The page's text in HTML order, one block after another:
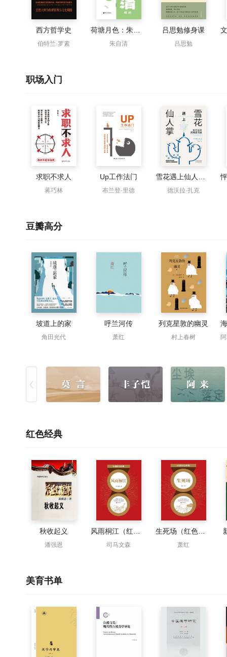
西方哲学史
伯特兰·罗素 朱自清
吕思勉修身课
吕思勉
职场入门
求职不求人
蒋巧林
Up工作法门
布兰登·里德 德沃拉·扎克
豆瓣高分
坡道上的家
角田光代
呼兰河传
萧红
列克星敦的幽灵
村上春树
红色经典
秋收起义
潘强恩 司马文森 萧红
美育书单